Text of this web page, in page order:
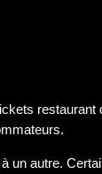
restaurant
un autre.